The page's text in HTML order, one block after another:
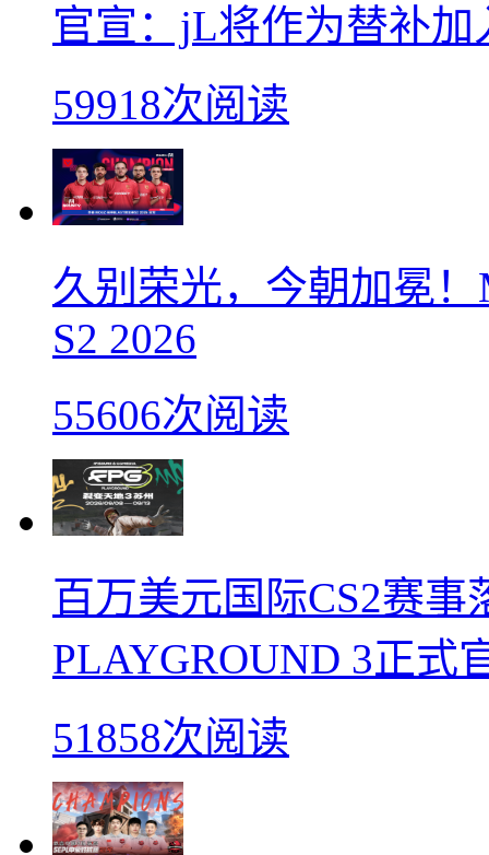
官宣：jL将作为替补加
59918次阅读
久别荣光，今朝加冕
S2 2026
55606次阅读
百万美元国际CS2赛事
PLAYGROUND 3正式
51858次阅读